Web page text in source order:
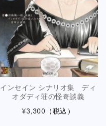
インセイン シナリオ集 ディ
オダディ荘の怪奇談義
¥3,300 （税込）